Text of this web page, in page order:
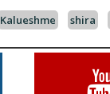
Kalueshme shira